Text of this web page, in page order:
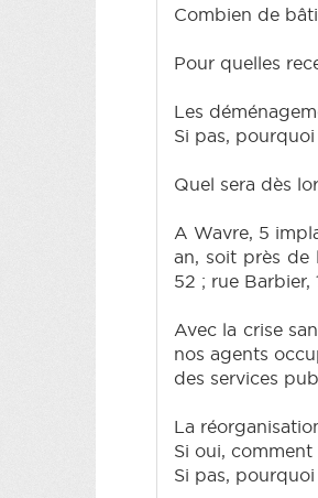
Combien de
Pour quelles
Les
Si pas, pourquoi
Quel sera dès
A Wavre, 5
an, soit près de
52 ; rue Barbier,
Avec la crise
nos agents
des services
La
Si oui, comment
Si pas, pourquoi